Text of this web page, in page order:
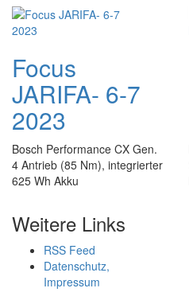
Focus
JARIFA- 6-7
2023
Bosch Performance CX Gen.
4 Antrieb (85 Nm), integrierter
625 Wh Akku
Weitere Links
RSS Feed
Datenschutz,
Impressum